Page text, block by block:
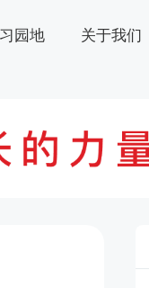
园地 关于我们